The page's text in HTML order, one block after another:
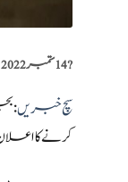
?️14 ستمبر 2022
سچ خبریں
کرنے کا